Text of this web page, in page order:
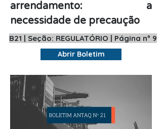
arrendamento: a
necessidade de precaução
B21 | Seção: REGULATÓRIO | Página nº 9
Abrir Boletim